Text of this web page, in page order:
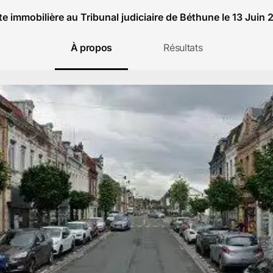
immobilière au Tribunal judiciaire de Béthune le 13 Juin
À propos Résultats